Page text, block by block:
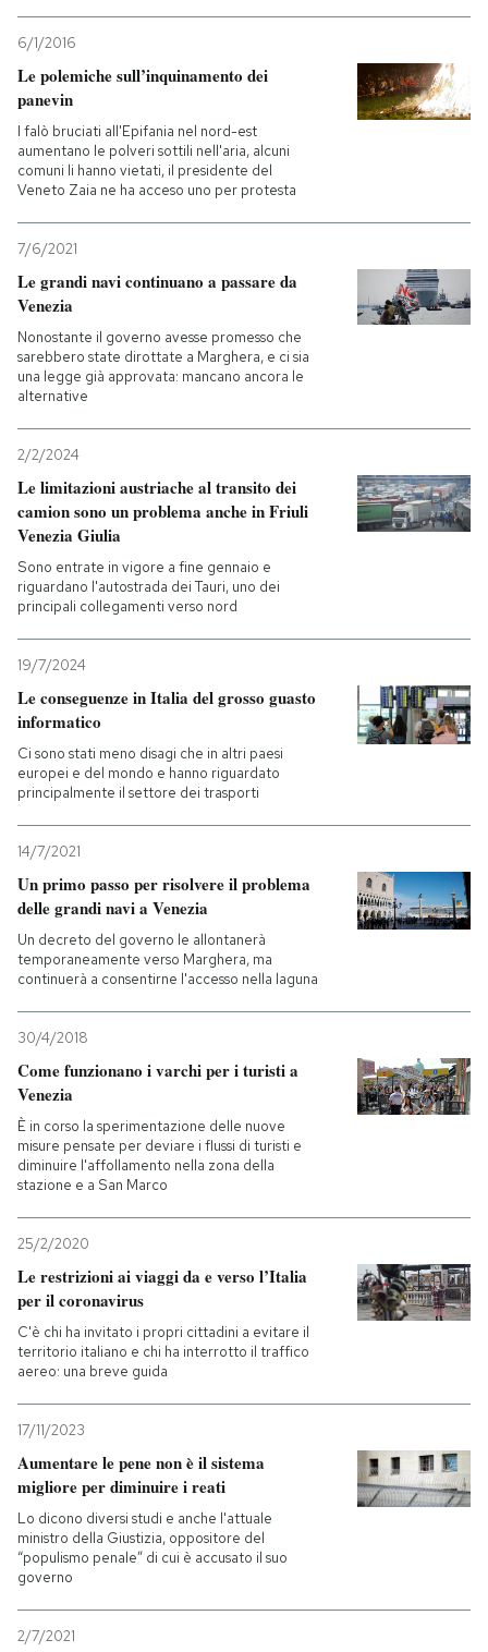
AREA PERSONALE
Entra
6/1/2016
Le polemiche sull’inquinamento dei
panevin
I falò bruciati all'Epifania nel nord-est
aumentano le polveri sottili nell'aria, alcuni
comuni li hanno vietati, il presidente del
Veneto Zaia ne ha acceso uno per protesta
7/6/2021
Le grandi navi continuano a passare da
Venezia
Nonostante il governo avesse promesso che
sarebbero state dirottate a Marghera, e ci sia
una legge già approvata: mancano ancora le
alternative
2/2/2024
Le limitazioni austriache al transito dei
camion sono un problema anche in Friuli
Venezia Giulia
Sono entrate in vigore a fine gennaio e
riguardano l'autostrada dei Tauri, uno dei
principali collegamenti verso nord
19/7/2024
Le conseguenze in Italia del grosso guasto
informatico
Ci sono stati meno disagi che in altri paesi
europei e del mondo e hanno riguardato
principalmente il settore dei trasporti
14/7/2021
Un primo passo per risolvere il problema
delle grandi navi a Venezia
Un decreto del governo le allontanerà
temporaneamente verso Marghera, ma
continuerà a consentirne l'accesso nella laguna
30/4/2018
Come funzionano i varchi per i turisti a
Venezia
È in corso la sperimentazione delle nuove
misure pensate per deviare i flussi di turisti e
diminuire l'affollamento nella zona della
stazione e a San Marco
25/2/2020
Le restrizioni ai viaggi da e verso l’Italia
per il coronavirus
C'è chi ha invitato i propri cittadini a evitare il
territorio italiano e chi ha interrotto il traffico
aereo: una breve guida
17/11/2023
Aumentare le pene non è il sistema
migliore per diminuire i reati
Lo dicono diversi studi e anche l'attuale
ministro della Giustizia, oppositore del
“populismo penale” di cui è accusato il suo
governo
2/7/2021